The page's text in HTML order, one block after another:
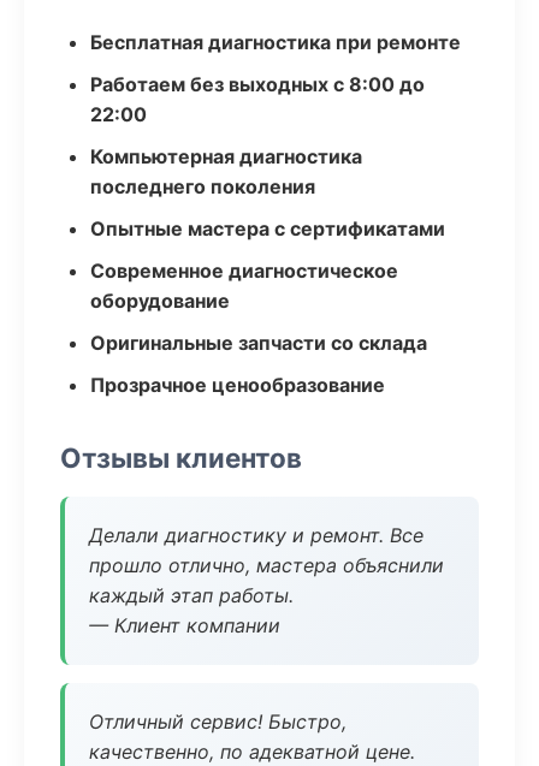
Бесплатная диагностика при ремонте
Работаем без выходных с 8:00 до
22:00
Компьютерная диагностика
последнего поколения
Опытные мастера с сертификатами
Современное диагностическое
оборудование
Оригинальные запчасти со склада
Прозрачное ценообразование
Отзывы клиентов
Делали диагностику и ремонт. Все
прошло отлично, мастера объяснили
каждый этап работы.
— Клиент компании
Отличный сервис! Быстро,
качественно, по адекватной цене.